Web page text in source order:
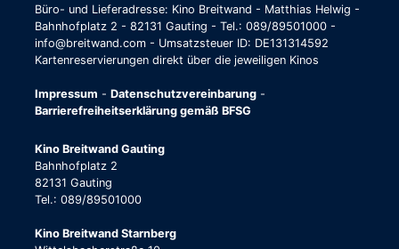
Büro- und Lieferadresse: Kino Breitwand - Matthias Helwig -
Bahnhofplatz 2 - 82131 Gauting - Tel.: 089/89501000 -
info@breitwand.com - Umsatzsteuer ID: DE131314592
Kartenreservierungen direkt über die jeweiligen Kinos
Impressum - Datenschutzvereinbarung -
Barrierefreiheitserklärung gemäß BFSG
Kino Breitwand Gauting
Bahnhofplatz 2
82131 Gauting
Tel.: 089/89501000
Kino Breitwand Starnberg